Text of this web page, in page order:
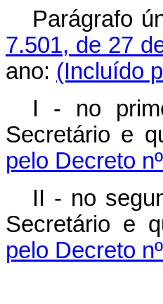
Parágrafo
7.501, de 27
ano: (Incluído
I - no
Secretário e
pelo Decreto
II - no
Secretário e
pelo Decreto